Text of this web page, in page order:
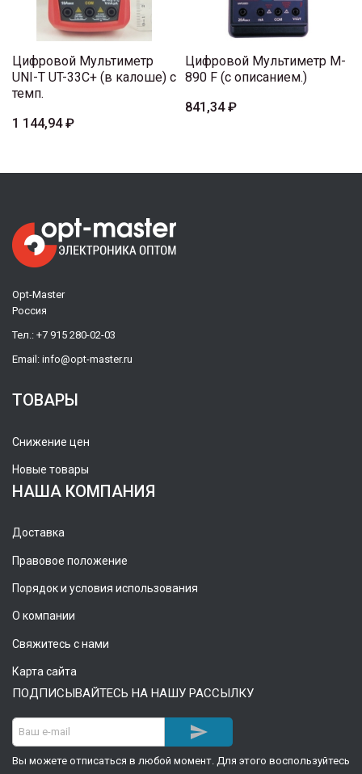
Цифровой Мультиметр
UNI-T UT-33C+ (в калоше) с
темп.
1 144,94 ₽
Цифровой Мультиметр M-
890 F (с описанием.)
841,34 ₽
Opt-Master
Россия
Тел.: +7 915 280-02-03
Email: info@opt-master.ru
ТОВАРЫ
Снижение цен
Новые товары
НАША КОМПАНИЯ
Доставка
Правовое положение
Порядок и условия использования
О компании
Свяжитесь с нами
Карта сайта
ПОДПИСЫВАЙТЕСЬ НА НАШУ РАССЫЛКУ

Вы можете отписаться в любой момент. Для этого воспользуйтесь